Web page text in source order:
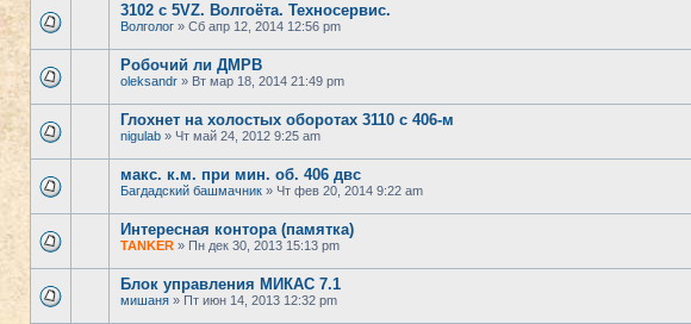
3102 с 5VZ. Волгоёта. Техносервис.
Волголог » Сб апр 12, 2014 12:56 pm
Робочий ли ДМРВ
oleksandr » Вт мар 18, 2014 21:49 pm
Глохнет на холостых оборотах 3110 с 406-м
nigulab » Чт май 24, 2012 9:25 am
макс. к.м. при мин. об. 406 двс
Багдадский башмачник » Чт фев 20, 2014 9:22 am
Интересная контора (памятка)
TANKER » Пн дек 30, 2013 15:13 pm
Блок управления МИКАС 7.1
мишаня » Пт июн 14, 2013 12:32 pm